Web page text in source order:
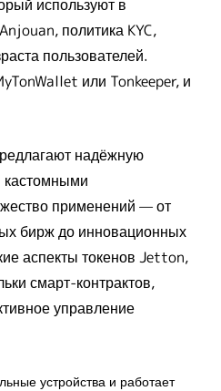
используют в
политика KYC,
пользователей.
или Tonkeeper, и
надёжную
кастомными
применений — от
бирж до инновационных
аспекты токенов Jetton,
смарт-контрактов,
управление
устройства и работает